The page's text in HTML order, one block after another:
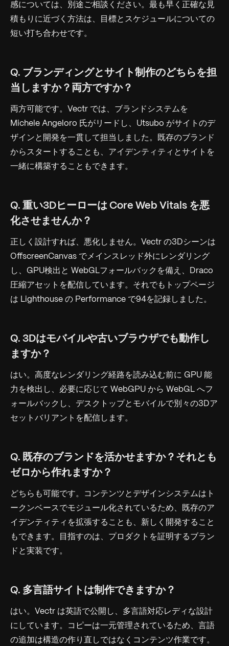
感については、別途ご相談ください。最も早く正確な見
積もりに近づく方法は、目標とスケジュールについての
短い打ち合わせです。
Q. ブランディングとサイト制作のどちらを担
当しますか？両方ですか？
両方可能です。Vectr では、ブランドシステムを
Michele Angeloro 氏がリードし、Utsubo がサイトのデ
ザインと開発を一貫して担当しました。既存のブランド
からスタートすることも、アイデンティティとサイトを
一緒に構築することもできます。
Q. 重い3Dヒーローは Core Web Vitals を悪
化させませんか？
正しく設計すれば、悪化しません。Vectr の3Dシーンは
OffscreenCanvas でメインスレッド外にレンダリング
し、GPU検出と WebGLフォールバックを備え、Draco
圧縮アセットを配信しています。それでもトップページ
は Lighthouse の Performance で94を記録しました。
Q. 3Dはモバイルや古いブラウザでも動作し
ますか？
はい。高度なレンダリング経路を読み込む前に GPU 能
力を検出し、必要に応じて WebGPU から WebGL へフ
ォールバックし、デスクトップとモバイルで別々の3Dア
セットバリアントを配信します。
Q. 既存のブランドを活かせますか？それとも
ゼロから作れますか？
どちらも可能です。コンテンツとデザインシステムはト
ークンベースでモジュール化されているため、既存のア
イデンティティを拡張することも、新しく開発すること
もできます。目指すのは、プロダクトを証明するブラン
ドと実装です。
Q. 多言語サイトは制作できますか？
はい。Vectr は英語で公開し、多言語対応レディな設計
にしています。コピーは一元管理されているため、言語
の追加は構造の作り直しではなくコンテンツ作業です。